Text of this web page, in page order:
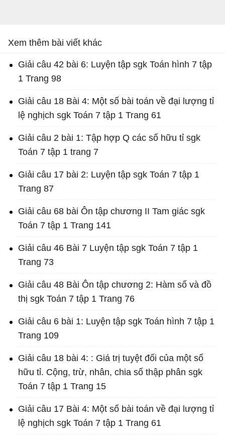
Xem thêm bài viết khác
Giải câu 42 bài 6: Luyện tập sgk Toán hình 7 tập
1 Trang 98
Giải câu 18 Bài 4: Một số bài toán về đại lượng tỉ
lệ nghịch sgk Toán 7 tập 1 Trang 61
Giải câu 2 bài 1: Tập hợp Q các số hữu tỉ sgk
Toán 7 tập 1 trang 7
Giải câu 17 bài 2: Luyện tập sgk Toán 7 tập 1
Trang 87
Giải câu 68 bài Ôn tập chương II Tam giác sgk
Toán 7 tập 1 Trang 141
Giải câu 46 Bài 7 Luyện tập sgk Toán 7 tập 1
Trang 73
Giải câu 48 Bài Ôn tập chương 2: Hàm số và đồ
thị sgk Toán 7 tập 1 Trang 76
Giải câu 6 bài 1: Luyện tập sgk Toán hình 7 tập 1
Trang 109
Giải câu 18 bài 4: : Giá trị tuyệt đối của một số
hữu tỉ. Cộng, trừ, nhân, chia số thập phân sgk
Toán 7 tập 1 Trang 15
Giải câu 17 Bài 4: Một số bài toán về đại lượng tỉ
lệ nghịch sgk Toán 7 tập 1 Trang 61